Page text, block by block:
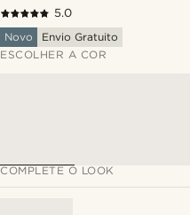
5.0
Novo
Envio Gratuito
ESCOLHER A COR
COMPLETE O LOOK